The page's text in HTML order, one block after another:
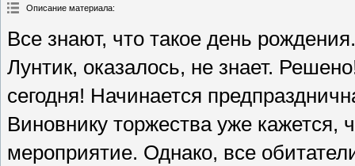
Описание материала:
Все знают, что такое день
Лунтик, оказалось, не знает.
сегодня! Начинается
Виновнику торжества уже
мероприятие. Однако, все